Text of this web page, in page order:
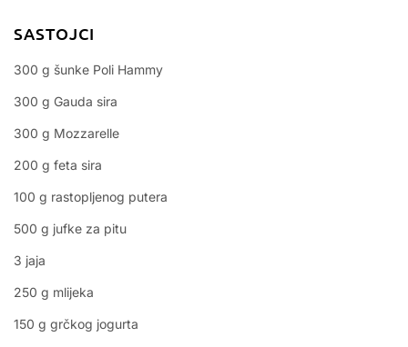
SASTOJCI
300 g šunke Poli Hammy
300 g Gauda sira
300 g Mozzarelle
200 g feta sira
100 g rastopljenog putera
500 g jufke za pitu
3 jaja
250 g mlijeka
150 g grčkog jogurta